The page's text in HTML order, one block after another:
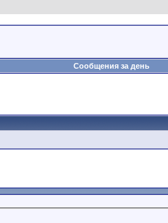
Сообщения за день